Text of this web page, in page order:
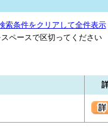
索条件をクリアして全件表示
ペースで区切ってください